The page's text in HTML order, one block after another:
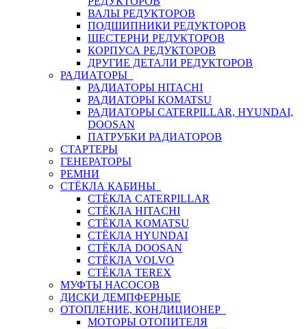
ВАЛЫ РЕДУКТОРОВ
ПОДШИПНИКИ РЕДУКТОРОВ
ШЕСТЕРНИ РЕДУКТОРОВ
КОРПУСА РЕДУКТОРОВ
ДРУГИЕ ДЕТАЛИ РЕДУКТОРОВ
РАДИАТОРЫ
РАДИАТОРЫ HITACHI
РАДИАТОРЫ KOMATSU
РАДИАТОРЫ CATERPILLAR, HYUNDAI,
DOOSAN
ПАТРУБКИ РАДИАТОРОВ
СТАРТЕРЫ
ГЕНЕРАТОРЫ
РЕМНИ
СТЁКЛА КАБИНЫ
СТЁКЛА CATERPILLAR
СТЁКЛА HITACHI
СТЁКЛА KOMATSU
СТЁКЛА HYUNDAI
СТЁКЛА DOOSAN
СТЁКЛА VOLVO
СТЁКЛА TEREX
МУФТЫ НАСОСОВ
ДИСКИ ДЕМПФЕРНЫЕ
ОТОПЛЕНИЕ, КОНДИЦИОНЕР
МОТОРЫ ОТОПИТЕЛЯ